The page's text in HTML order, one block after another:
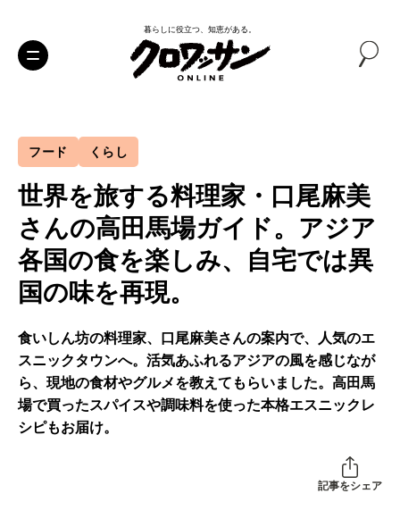
暮らしに役立つ、知恵がある。
フード くらし
世界を旅する料理家・口尾麻美
さんの高田馬場ガイド。アジア
各国の食を楽しみ、自宅では異
国の味を再現。
食いしん坊の料理家、口尾麻美さんの案内で、人気のエ
スニックタウンへ。活気あふれるアジアの風を感じなが
ら、現地の食材やグルメを教えてもらいました。高田馬
場で買ったスパイスや調味料を使った本格エスニックレ
シピもお届け。
記事をシェア